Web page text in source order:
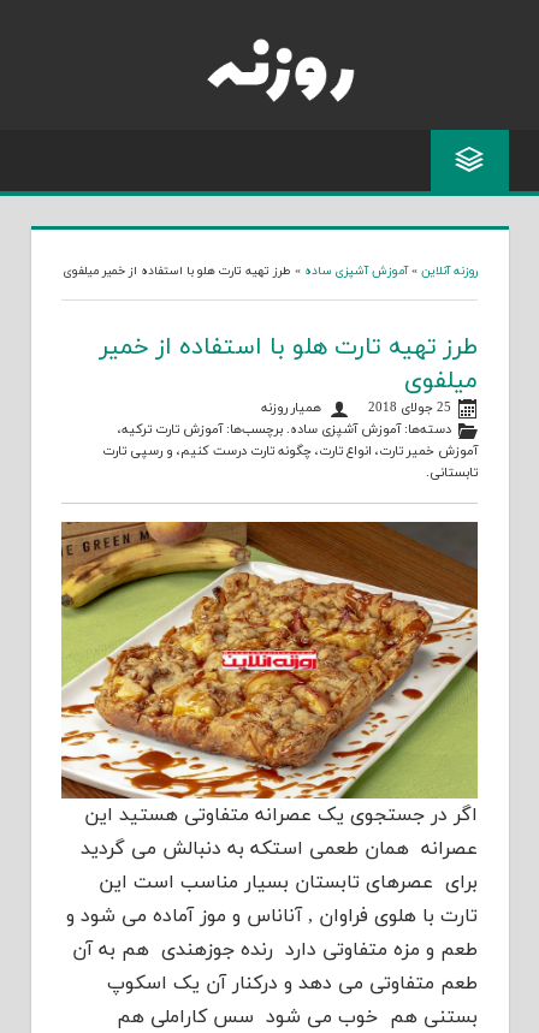
روزنه آنلاین »آموزش آشپزی ساده » طرز تهیه تارت هلو با استفاده از خمیر میلفوی
طرز تهیه تارت هلو با استفاده از خمیر
میلفوی
25 جولای 2018
همیار روزنه
دسته‌ها:آموزش آشپزی ساده. برچسب‌ها:آموزش تارت ترکیه،
آموزش خمیر تارت، انواع تارت، چگونه تارت درست کنیم، و رسپی تارت
تابستانی.
اگر در جستجوی یک عصرانه متفاوتی هستید این
عصرانه همان طعمی استکه به دنبالش می گردید
برای عصرهای تابستان بسیار مناسب است این
تارت با هلوی فراوان , آناناس و موز آماده می شود و
طعم و مزه متفاوتی دارد رنده جوزهندی هم به آن
طعم متفاوتی می دهد و درکنار آن یک اسکوپ
بستنی هم خوب می شود سس کاراملی هم